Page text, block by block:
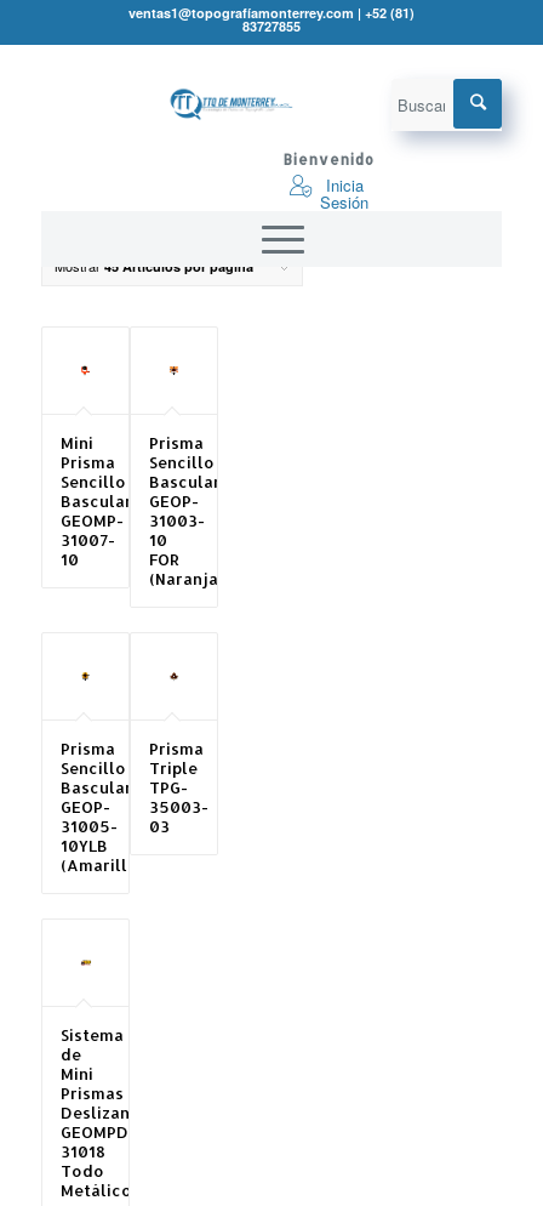
ventas1@topografíamonterrey.com | +52 (81)
83727855
Bienvenido
Inicia
Sesión
Prismas
Mostrar 45 Artículos por página
Mini
Prisma
Sencillo
Basculante
GEOMP-
31007-
10
Prisma
Sencillo
Basculante
GEOP-
31003-
10
FOR
(Naranja)
Prisma
Sencillo
Basculante
GEOP-
31005-
10YLB
(Amarillo)
Prisma
Triple
TPG-
35003-
03
Sistema
de
Mini
Prismas
Deslizante
GEOMPD-
31018
Todo
Metálico